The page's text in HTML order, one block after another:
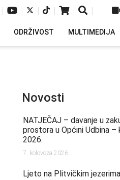
| | | | | |
ODRŽIVOST MULTIMEDIJA
Novosti
NATJEČAJ – davanje u
prostora u Općini Udbina –
2026.
7. kolovoza 2026.
Ljeto na Plitvičkim jezerima